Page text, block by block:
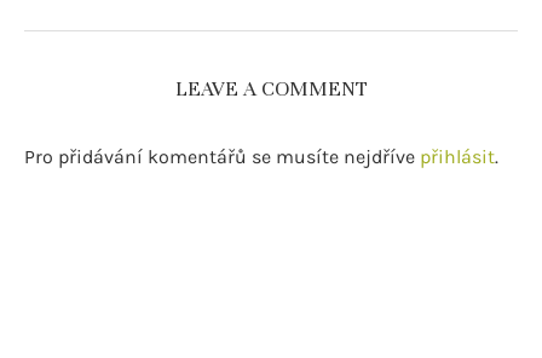
LEAVE A COMMENT
Pro přidávání komentářů se musíte nejdříve přihlásit.